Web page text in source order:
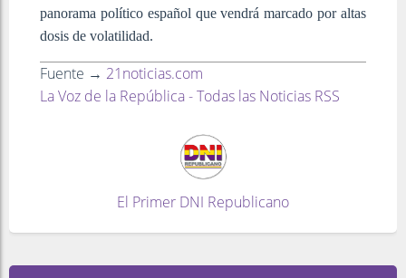
panorama político español que vendrá marcado por altas
dosis de volatilidad.
Fuente → 21noticias.com
La Voz de la República - Todas las Noticias RSS
El Primer DNI Republicano